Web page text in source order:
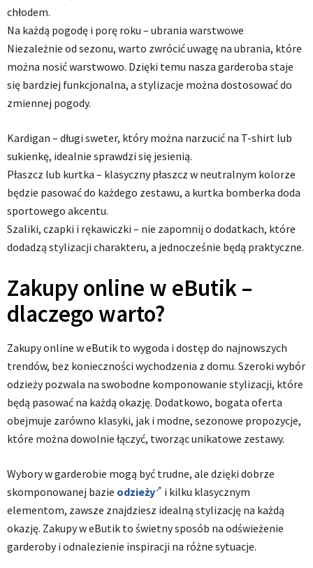
chłodem.
Na każdą pogodę i porę roku – ubrania warstwowe
Niezależnie od sezonu, warto zwrócić uwagę na ubrania, które
można nosić warstwowo. Dzięki temu nasza garderoba staje
się bardziej funkcjonalna, a stylizacje można dostosować do
zmiennej pogody.
Kardigan – długi sweter, który można narzucić na T-shirt lub
sukienkę, idealnie sprawdzi się jesienią.
Płaszcz lub kurtka – klasyczny płaszcz w neutralnym kolorze
będzie pasować do każdego zestawu, a kurtka bomberka doda
sportowego akcentu.
Szaliki, czapki i rękawiczki – nie zapomnij o dodatkach, które
dodadzą stylizacji charakteru, a jednocześnie będą praktyczne.
Zakupy online w eButik –
dlaczego warto?
Zakupy online w eButik to wygoda i dostęp do najnowszych
trendów, bez konieczności wychodzenia z domu. Szeroki wybór
odzieży pozwala na swobodne komponowanie stylizacji, które
będą pasować na każdą okazję. Dodatkowo, bogata oferta
obejmuje zarówno klasyki, jak i modne, sezonowe propozycje,
które można dowolnie łączyć, tworząc unikatowe zestawy.
Wybory w garderobie mogą być trudne, ale dzięki dobrze
skomponowanej bazie odzieży
i kilku klasycznym
elementom, zawsze znajdziesz idealną stylizację na każdą
okazję. Zakupy w eButik to świetny sposób na odświeżenie
garderoby i odnalezienie inspiracji na różne sytuacje.